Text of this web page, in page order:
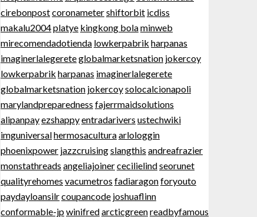
cirebonpostcoronametershiftorbit icdiss
makalu2004platye kingkong bolaminweb
mirecomendadotienda lowkerpabrik harpanas
imaginerlalegereteglobalmarketsnation jokercoy
lowkerpabrik harpanas imaginerlalegerete
globalmarketsnation jokercoysolocalcionapoli
marylandpreparedness fajerrmaidsolutions
alipanpayezshappyentradarivers ustechwiki
imguniversalhermosaculturaarlologgin
phoenixpower jazzcruisingslangthis andreafrazier
monstathreads angeliajoinercecilielindseorunet
qualityrehomes vacumetros fadiaragonforyouto
paydayloansilrcoupancode joshuaflinn
conformable-jpwinifredarcticgreenreadbyfamous